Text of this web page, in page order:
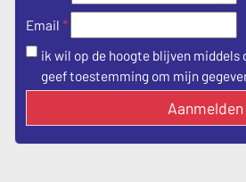
Email *
ik wil op de hoogte blijven middels
geef toestemming om mijn
Aanmelden